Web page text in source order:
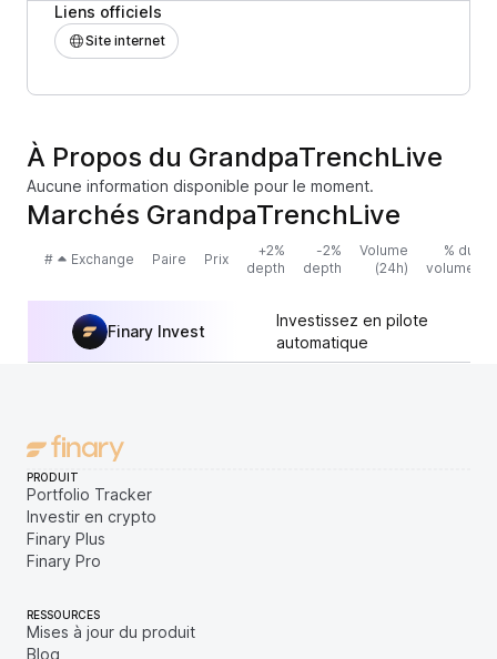
Liens officiels
Site internet
À Propos du GrandpaTrenchLive
Aucune information disponible pour le moment.
Marchés GrandpaTrenchLive
# Exchange Paire Prix
+2%
depth
-2%
depth
Volume
(24h)
% du
volume
Finary Invest
Investissez en pilote
automatique
PRODUIT
Portfolio Tracker
Investir en crypto
Finary Plus
Finary Pro
RESSOURCES
Mises à jour du produit
Blog